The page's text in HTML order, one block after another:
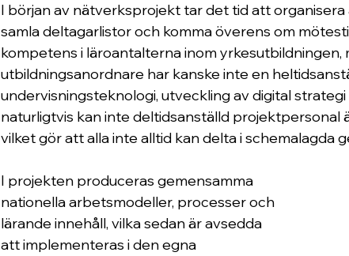
I början av nätverksprojekt tar det tid att
samla deltagarlistor och komma överens om
kompetens i läroantalterna inom yrkesutbildningen,
utbildningsanordnare har kanske inte en
undervisningsteknologi, utveckling av digital
naturligtvis kan inte deltidsanställd projektpersonal
vilket gör att alla inte alltid kan delta i schemalagda
I projekten produceras gemensamma
nationella arbetsmodeller, processer och
lärande innehåll, vilka sedan är avsedda
att implementeras i den egna